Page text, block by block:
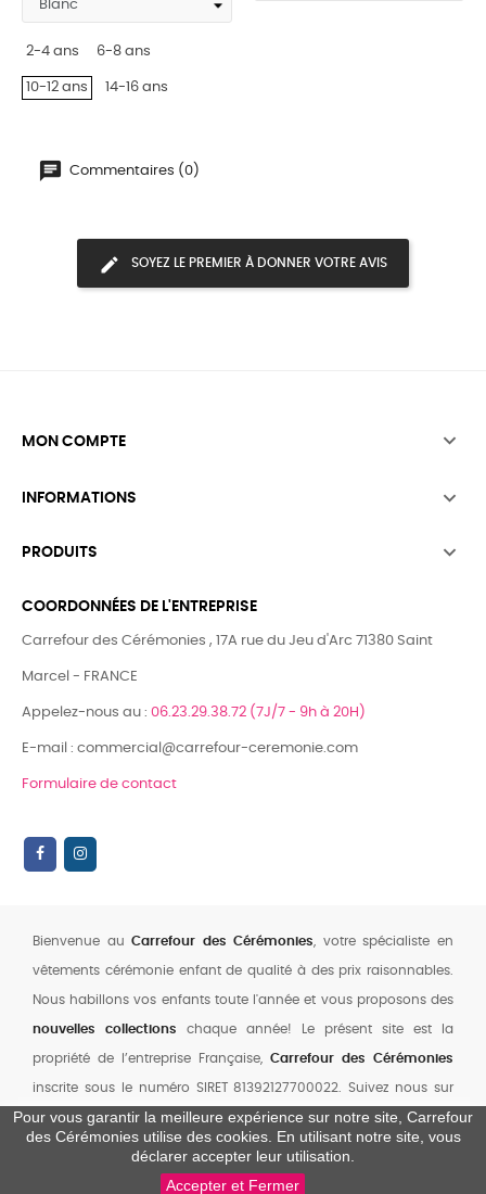
2-4 ans 6-8 ans
10-12 ans 14-16 ans
Commentaires (0)
SOYEZ LE PREMIER À DONNER VOTRE AVIS
MON COMPTE 
INFORMATIONS 
PRODUITS 
COORDONNÉES DE L'ENTREPRISE
Carrefour des Cérémonies , 17A rue du Jeu d'Arc 71380 Saint
Marcel - FRANCE
Appelez-nous au : 06.23.29.38.72 (7J/7 - 9h à 20H)
E-mail : commercial@carrefour-ceremonie.com
Formulaire de contact
Pour vous garantir la meilleure expérience sur notre site, Carrefour
des Cérémonies utilise des cookies. En utilisant notre site, vous
déclarer accepter leur utilisation.
Accepter et Fermer
Bienvenue auCarrefour des Cérémonies , votre spécialiste en
vêtements cérémonie enfant de qualité à des prix raisonnables.
Nous habillons vos enfants toute l'année et vous proposons des
nouvelles collections chaque année! Le présent site est la
propriété de l’entreprise Française, Carrefour des Cérémonies
inscrite sous le numéro SIRET 81392127700022. Suivez nous sur
notre chaine YouTube,FacebooketInstagram